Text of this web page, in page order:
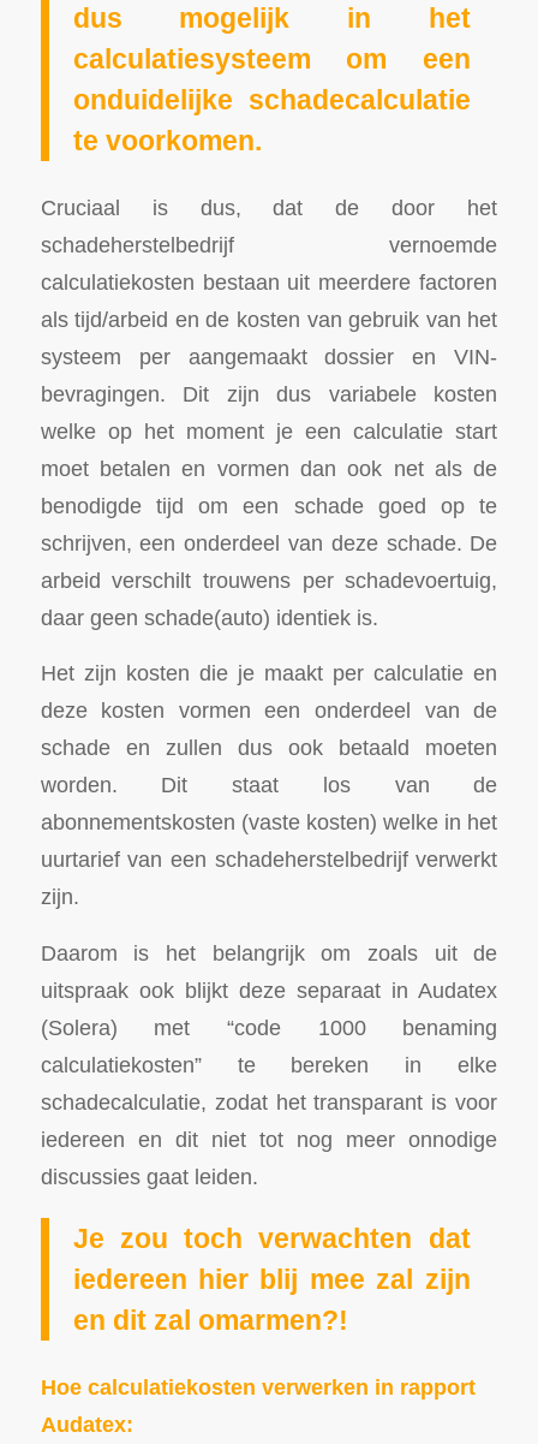
dus mogelijk in het
calculatiesysteem om een
onduidelijke schadecalculatie
te voorkomen.
Cruciaal is dus, dat de door het
schadeherstelbedrijf vernoemde
calculatiekosten bestaan uit meerdere factoren
als tijd/arbeid en de kosten van gebruik van het
systeem per aangemaakt dossier en VIN-
bevragingen. Dit zijn dus variabele kosten
welke op het moment je een calculatie start
moet betalen en vormen dan ook net als de
benodigde tijd om een schade goed op te
schrijven, een onderdeel van deze schade. De
arbeid verschilt trouwens per schadevoertuig,
daar geen schade(auto) identiek is.
Het zijn kosten die je maakt per calculatie en
deze kosten vormen een onderdeel van de
schade en zullen dus ook betaald moeten
worden. Dit staat los van de
abonnementskosten (vaste kosten) welke in het
uurtarief van een schadeherstelbedrijf verwerkt
zijn.
Daarom is het belangrijk om zoals uit de
uitspraak ook blijkt deze separaat in Audatex
(Solera) met “code 1000 benaming
calculatiekosten” te bereken in elke
schadecalculatie, zodat het transparant is voor
iedereen en dit niet tot nog meer onnodige
discussies gaat leiden.
Je zou toch verwachten dat
iedereen hier blij mee zal zijn
en dit zal omarmen?!
Hoe calculatiekosten verwerken in rapport
Audatex: